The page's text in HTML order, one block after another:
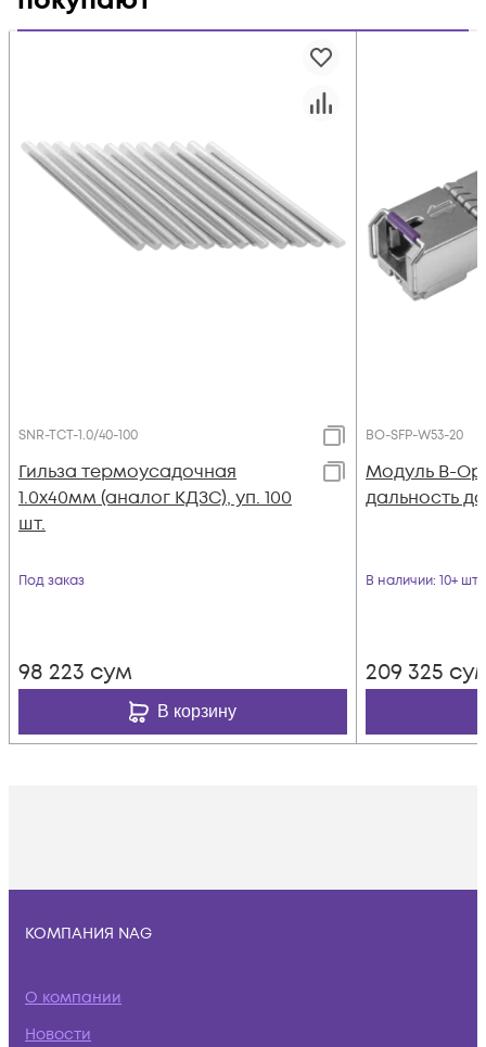
SNR-TCT-1.0/40-100
Гильза термоусадочная
1.0х40мм (аналог КДЗС), уп. 100
шт.
Под заказ
98 223 сум
В корзину
BO-SFP-W53-20
Модуль B-
дальность
В наличии: 10+ шт
209 325
КОМПАНИЯ NAG
О компании
Новости